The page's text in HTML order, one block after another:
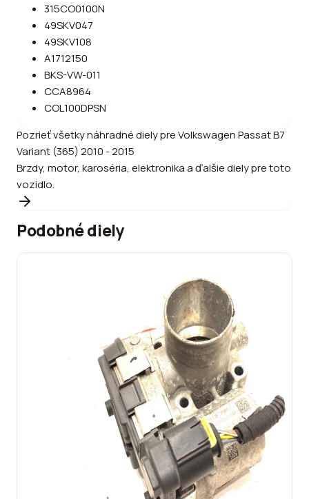
315CO0100N
49SKV047
49SKV108
A1712150
BKS-VW-011
CCA8964
COL100DPSN
Pozrieť všetky náhradné diely preVolkswagenPassat B7
Variant (365) 2010 - 2015
Brzdy, motor, karoséria, elektronika a ďalšie diely pre toto
vozidlo.
Podobné diely